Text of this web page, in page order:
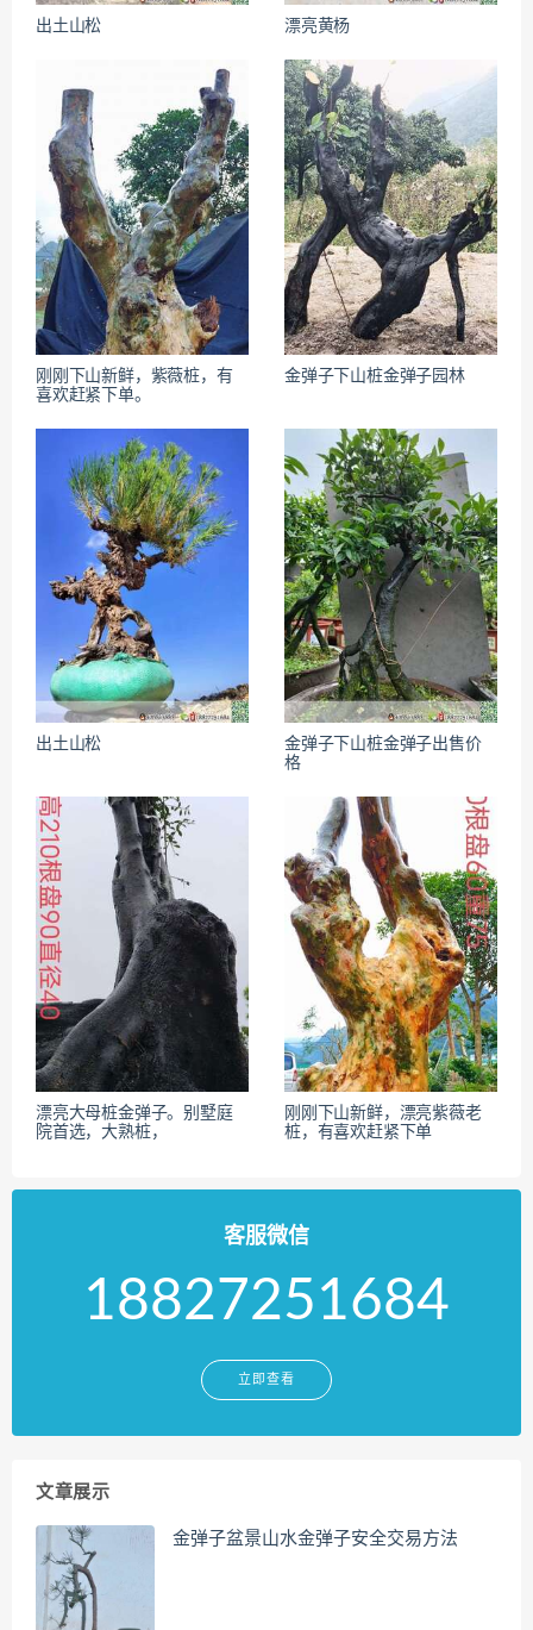
出土山松 漂亮黄杨
刚刚下山新鲜，紫薇桩，有
喜欢赶紧下单。
金弹子下山桩金弹子园林
出土山松
金弹子下山桩金弹子出售价
格
漂亮大母桩金弹子。别墅庭
院首选，大熟桩，
刚刚下山新鲜，漂亮紫薇老
桩，有喜欢赶紧下单
客服微信
18827251684
立即查看
文章展示
金弹子盆景山水金弹子安全交易方法